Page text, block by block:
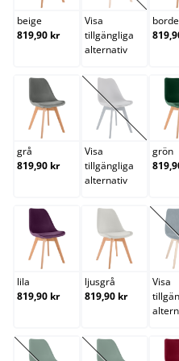
beige
819,90 kr
Visa
tillgängliga
alternativ
grå
grå
819,90 kr
grå/grå
(Det här
Visa
tillgängliga
alternativ
grön
lila
lila
819,90 kr
ljusgrå
ljusgrå
819,90 kr
Visa